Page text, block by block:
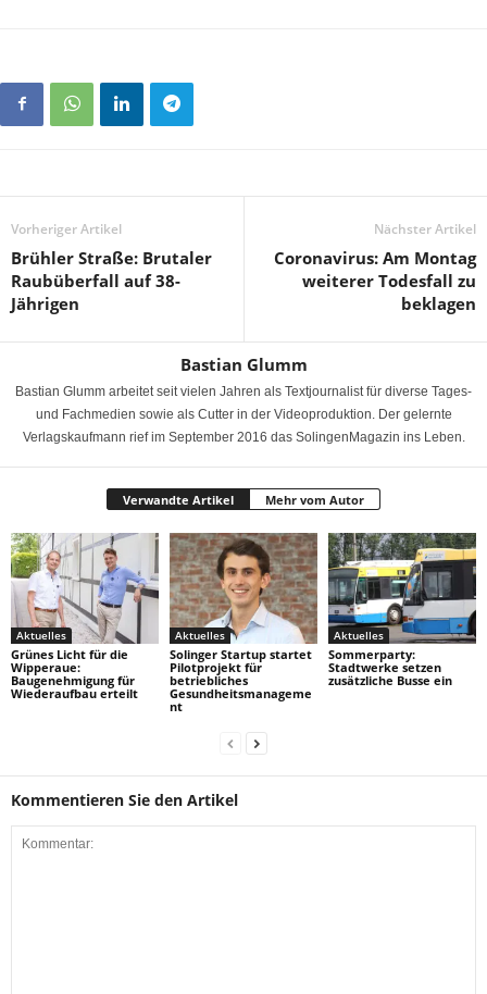
Vorheriger Artikel
Brühler Straße: Brutaler
Raubüberfall auf 38-
Jährigen
Nächster Artikel
Coronavirus: Am Montag
weiterer Todesfall zu
beklagen
Bastian Glumm
Bastian Glumm arbeitet seit vielen Jahren als Textjournalist für diverse Tages-
und Fachmedien sowie als Cutter in der Videoproduktion. Der gelernte
Verlagskaufmann rief im September 2016 das SolingenMagazin ins Leben.
Verwandte Artikel Mehr vom Autor
Aktuelles
Grünes Licht für die
Wipperaue:
Baugenehmigung für
Wiederaufbau erteilt
Aktuelles
Solinger Startup startet
Pilotprojekt für
betriebliches
Gesundheitsmanageme
nt
Aktuelles
Sommerparty:
Stadtwerke setzen
zusätzliche Busse ein
Kommentieren Sie den Artikel